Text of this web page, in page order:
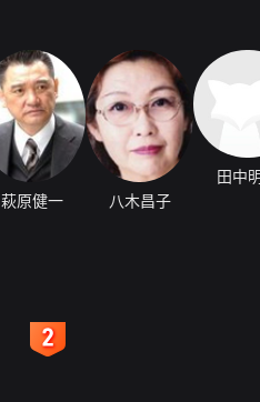
萩原健一 八木昌子
田中